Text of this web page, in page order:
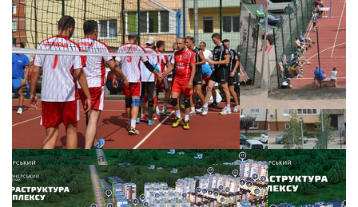
Схема комплекса